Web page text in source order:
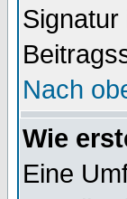
Nach
Wie
Eine